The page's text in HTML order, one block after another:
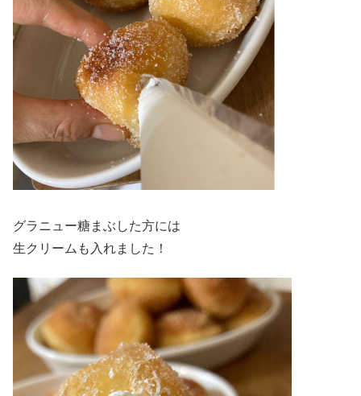
グラニュー糖まぶした方には
生クリームも入れました！